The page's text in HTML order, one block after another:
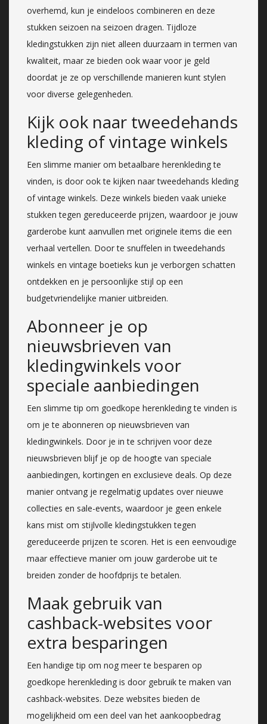
overhemd, kun je eindeloos combineren en deze
stukken seizoen na seizoen dragen. Tijdloze
kledingstukken zijn niet alleen duurzaam in termen van
kwaliteit, maar ze bieden ook waar voor je geld
doordat je ze op verschillende manieren kunt stylen
voor diverse gelegenheden.
Kijk ook naar tweedehands
kleding of vintage winkels
Een slimme manier om betaalbare herenkleding te
vinden, is door ook te kijken naar tweedehands kleding
of vintage winkels. Deze winkels bieden vaak unieke
stukken tegen gereduceerde prijzen, waardoor je jouw
garderobe kunt aanvullen met originele items die een
verhaal vertellen. Door te snuffelen in tweedehands
winkels en vintage boetieks kun je verborgen schatten
ontdekken en je persoonlijke stijl op een
budgetvriendelijke manier uitbreiden.
Abonneer je op
nieuwsbrieven van
kledingwinkels voor
speciale aanbiedingen
Een slimme tip om goedkope herenkleding te vinden is
om je te abonneren op nieuwsbrieven van
kledingwinkels. Door je in te schrijven voor deze
nieuwsbrieven blijf je op de hoogte van speciale
aanbiedingen, kortingen en exclusieve deals. Op deze
manier ontvang je regelmatig updates over nieuwe
collecties en sale-events, waardoor je geen enkele
kans mist om stijlvolle kledingstukken tegen
gereduceerde prijzen te scoren. Het is een eenvoudige
maar effectieve manier om jouw garderobe uit te
breiden zonder de hoofdprijs te betalen.
Maak gebruik van
cashback-websites voor
extra besparingen
Een handige tip om nog meer te besparen op
goedkope herenkleding is door gebruik te maken van
cashback-websites. Deze websites bieden de
mogelijkheid om een deel van het aankoopbedrag